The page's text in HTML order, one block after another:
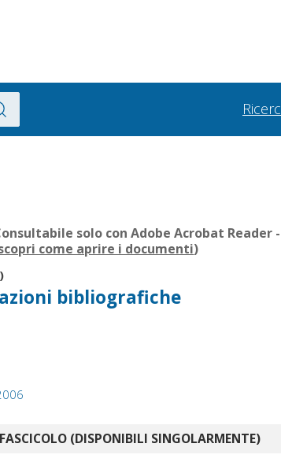
solo con Adobe Acrobat
come aprire i documenti)
bibliografiche
(DISPONIBILI SINGOLARMENTE)